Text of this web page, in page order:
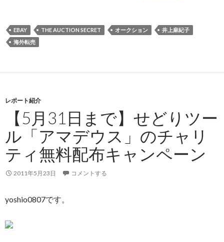
EBAY THE AUCTION SECRET オークション
井上麻紀子
海外転売
レポート紹介
【5月31日まで】せどりツー
ル「アマデウス」のチャリ
ティ無料配布キャンペーン
2011年5月23日 コメントする
yoshio0807です。